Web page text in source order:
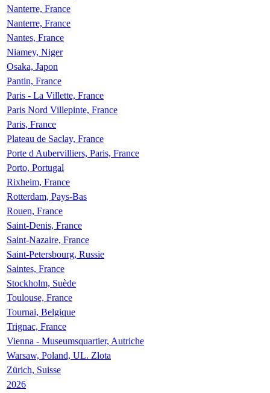
Nanterre, France
Nanterre, France
Nantes, France
Niamey, Niger
Osaka, Japon
Pantin, France
Paris - La Villette, France
Paris Nord Villepinte, France
Paris, France
Plateau de Saclay, France
Porte d Aubervilliers, Paris, France
Porto, Portugal
Rixheim, France
Rotterdam, Pays-Bas
Rouen, France
Saint-Denis, France
Saint-Nazaire, France
Saint-Petersbourg, Russie
Saintes, France
Stockholm, Suède
Toulouse, France
Tournai, Belgique
Trignac, France
Vienna - Museumsquartier, Autriche
Warsaw, Poland, UL. Zlota
Zürich, Suisse
2026